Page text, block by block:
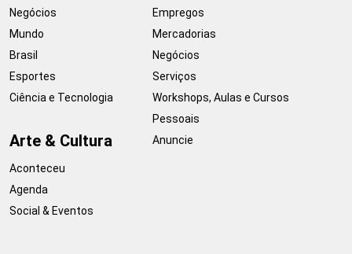
Negócios
Mundo
Brasil
Esportes
Ciência e Tecnologia
Arte & Cultura
Aconteceu
Agenda
Social & Eventos
Empregos
Mercadorias
Negócios
Serviços
Workshops, Aulas e Cursos
Pessoais
Anuncie